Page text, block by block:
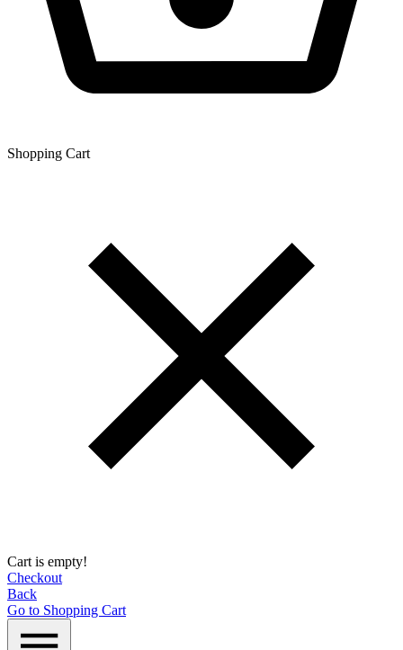
Shopping Сart
Cart is empty!
Checkout
Back
Go to Shopping Сart